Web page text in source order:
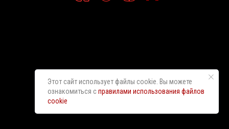
Этот сайт использует файлы cookie. Вы можете
ознакомиться справилами использования файлов
cookie